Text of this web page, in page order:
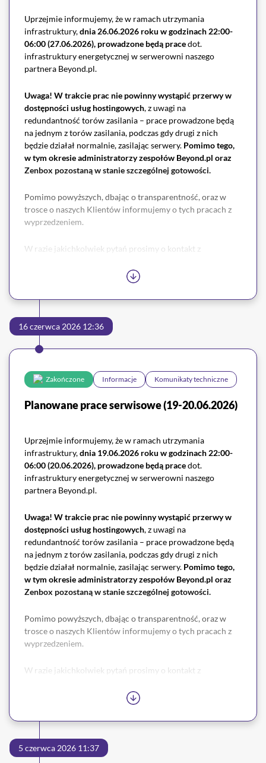
potrzeby pomocy zapraszamy do kontaktu z Biurem
Obsługi Klienta poprzez ⁠formularz zgłoszeniowy .
Uprzejmie informujemy, że w ramach utrzymania
infrastruktury,dnia 26.06.2026 roku w godzinach 22:00-
06:00 (27.06.2026), prowadzone będą pracedot.
infrastruktury energetycznej w serwerowni naszego
partnera Beyond.pl.
Uwaga! W trakcie prac nie powinny wystąpić przerwy w
dostępności usług hostingowych, z uwagi na
redundantność torów zasilania – prace prowadzone będą
na jednym z torów zasilania, podczas gdy drugi z nich
będzie działał normalnie, zasilając serwery. Pomimo tego,
w tym okresie administratorzy zespołów Beyond.pl oraz
Zenbox pozostaną w stanie szczególnej gotowości.
Pomimo powyższych, dbając o transparentność, oraz w
trosce o naszych Klientów informujemy o tych pracach z
wyprzedzeniem.
W razie jakichkolwiek pytań prosimy o kontakt z
16 czerwca 2026 12:36
Zakończone Informacje Komunikaty techniczne
Planowane prace serwisowe (19-20.06.2026)
Uprzejmie informujemy, że w ramach utrzymania
infrastruktury,dnia 19.06.2026 roku w godzinach 22:00-
06:00 (20.06.2026), prowadzone będą pracedot.
infrastruktury energetycznej w serwerowni naszego
partnera Beyond.pl.
Uwaga! W trakcie prac nie powinny wystąpić przerwy w
dostępności usług hostingowych, z uwagi na
redundantność torów zasilania – prace prowadzone będą
na jednym z torów zasilania, podczas gdy drugi z nich
będzie działał normalnie, zasilając serwery. Pomimo tego,
w tym okresie administratorzy zespołów Beyond.pl oraz
Zenbox pozostaną w stanie szczególnej gotowości.
Pomimo powyższych, dbając o transparentność, oraz w
trosce o naszych Klientów informujemy o tych pracach z
wyprzedzeniem.
W razie jakichkolwiek pytań prosimy o kontakt z
5 czerwca 2026 11:37